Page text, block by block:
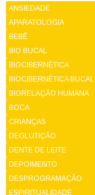
ANSIEDADE
APARATOLOGIA
BEBÊ
BIO BUCAL
BIOCIBERNÉTICA
BIOCIBERNÉTICA BUCAL
BIORELAÇÃO HUMANA
BOCA
CRIANÇAS
DEGLUTIÇÃO
DENTE DE LEITE
DEPOIMENTO
DESPROGRAMAÇÃO
ESPIRITUALIDADE